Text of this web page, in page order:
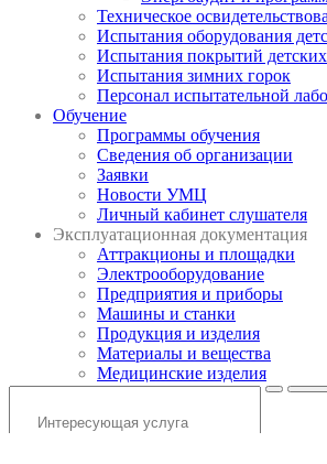
Техническое
Испытания оборудования
Испытания покрытий
Испытания зимних горок
Персонал испытательной
Обучение
Программы обучения
Сведения об организации
Заявки
Новости УМЦ
Личный кабинет слушателя
Эксплуатационная документация
Аттракционы и площадки
Электрооборудование
Предприятия и приборы
Машины и станки
Продукция и изделия
Материалы и вещества
Медицинские изделия